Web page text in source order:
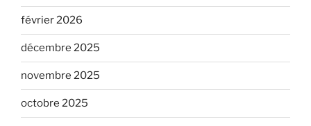
février 2026
décembre 2025
novembre 2025
octobre 2025